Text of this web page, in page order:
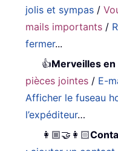
jolis et sympas /
mails importants /
fermer...
👍Merveilles en
pièces jointes / E-
Afficher le fuseau
l’expéditeur…
👩🏼‍🤝‍👩🏻